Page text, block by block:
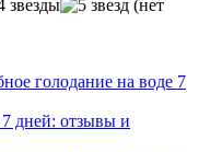
(нет
дней: отзывы и